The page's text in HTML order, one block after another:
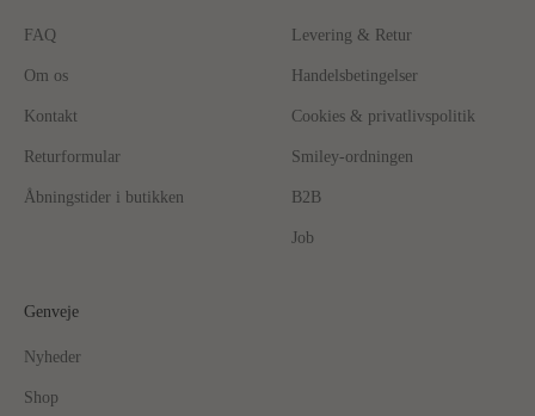
FAQ
Om os
Kontakt
Returformular
Åbningstider i butikken
Levering & Retur
Handelsbetingelser
Cookies & privatlivspolitik
Smiley-ordningen
B2B
Job
Genveje
Nyheder
Shop